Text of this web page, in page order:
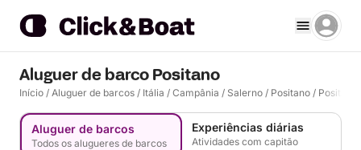
Aluguer de barco Positano
Início / Aluguer de barcos / Itália / Campânia / Salerno / Positano / Positano
Aluguer de barcos
Todos os alugueres de barcos
Experiências diárias
Atividades com capitão